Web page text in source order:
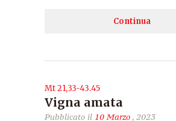
Continua
Mt 21,33-43.45
Vigna amata
Pubblicato il 10 Marzo, 2023